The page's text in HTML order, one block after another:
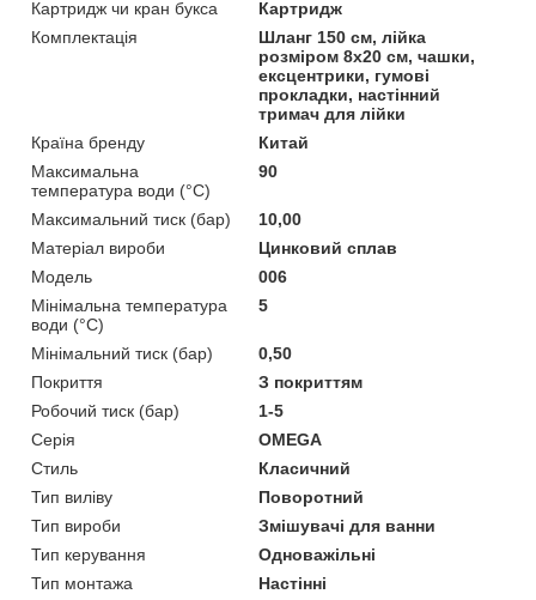
Картридж чи кран букса
Картридж
Комплектація
Шланг 150 см, лійка
розміром 8х20 см, чашки,
ексцентрики, гумові
прокладки, настінний
тримач для лійки
Країна бренду
Китай
Максимальна
температура води (°C)
90
Максимальний тиск (бар)
10,00
Матеріал вироби
Цинковий сплав
Мoдель
006
Мінімальна температура
води (°C)
5
Мінімальний тиск (бар)
0,50
Покриття
З покриттям
Робочий тиск (бар)
1-5
Серія
OMEGA
Стиль
Класичний
Тип виліву
Поворотний
Тип вироби
Змішувачі для ванни
Тип керування
Одноважільні
Тип монтажа
Настінні